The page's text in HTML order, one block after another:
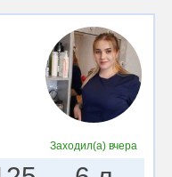
Заходил(а)вчера